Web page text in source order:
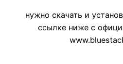
нужно скачать и
ссылке ниже с